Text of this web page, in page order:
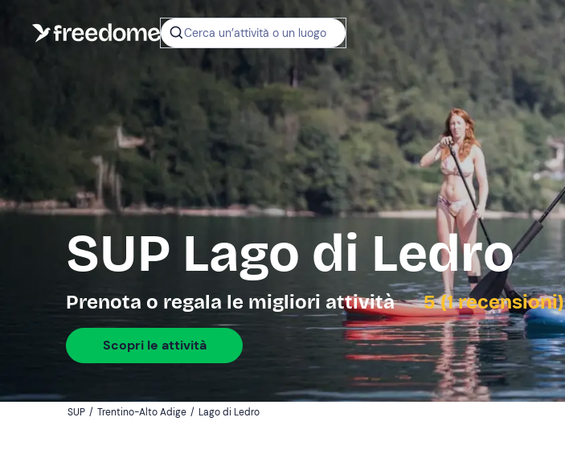
Cerca un’attività o un luogo
Non sai cosa
regalare?
Gift Card Freedome
Un regalo digitale che
lascia la libertà di
scegliere esperienze
outdoor in tutta Italia.
Regala una Gift Card
SUP Lago di Ledro
Prenota o regala le migliori attività 5 (1 recensioni)
Scopri le attività
SUP / Trentino-Alto Adige / Lago di Ledro